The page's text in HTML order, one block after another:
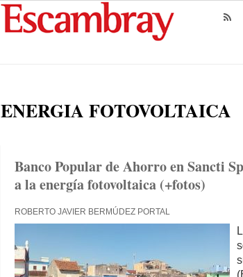
ENERGIA FOTOVOLTAICA
Banco Popular de Ahorro en Sancti
a la energía fotovoltaica (+fotos)
ROBERTO JAVIER BERMÚDEZ PORTAL